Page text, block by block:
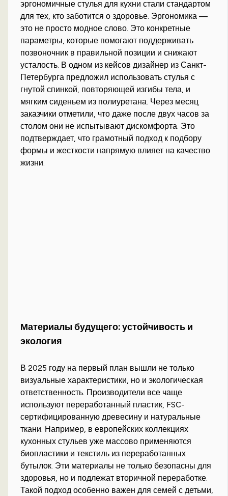
эргономичные стулья для кухни стали стандартом
для тех, кто заботится о здоровье. Эргономика —
это не просто модное слово. Это конкретные
параметры, которые помогают поддерживать
позвоночник в правильной позиции и снижают
усталость. В одном из кейсов дизайнер из Санкт-
Петербурга предложил использовать стулья с
гнутой спинкой, повторяющей изгибы тела, и
мягким сиденьем из полиуретана. Через месяц
заказчики отметили, что даже после двух часов за
столом они не испытывают дискомфорта. Это
подтверждает, что грамотный подход к подбору
формы и жесткости напрямую влияет на качество
жизни.
Материалы будущего: устойчивость и
экология
В 2025 году на первый план вышли не только
визуальные характеристики, но и экологическая
ответственность. Производители все чаще
используют переработанный пластик, FSC-
сертифицированную древесину и натуральные
ткани. Например, в европейских коллекциях
кухонных стульев уже массово применяются
биопластики и текстиль из переработанных
бутылок. Эти материалы не только безопасны для
здоровья, но и подлежат вторичной переработке.
Такой подход особенно важен для семей с детьми,